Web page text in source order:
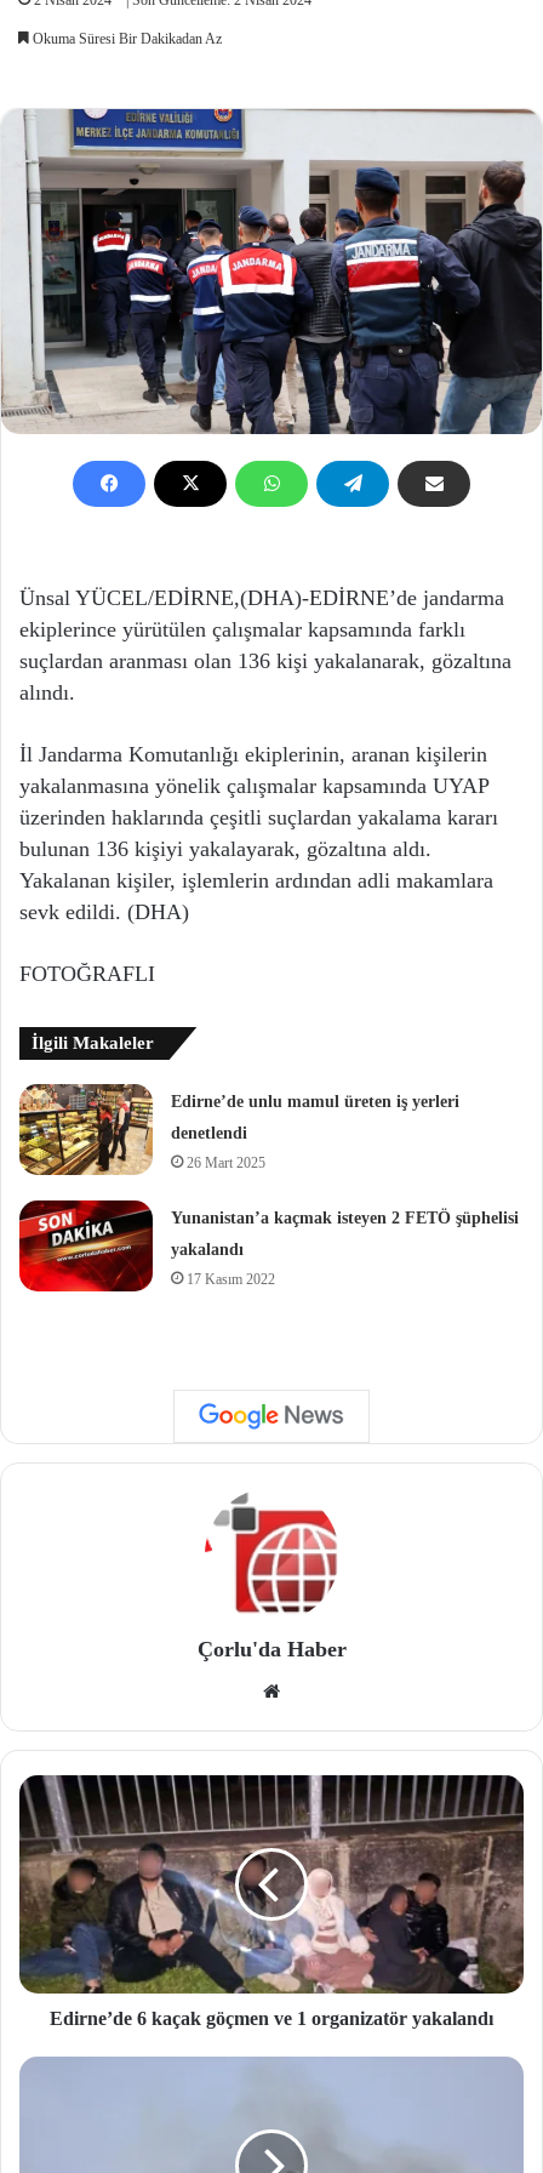
Okuma Süresi Bir Dakikadan Az
Ünsal YÜCEL/EDİRNE,(DHA)-EDİRNE’de jandarma
ekiplerince yürütülen çalışmalar kapsamında farklı
suçlardan aranması olan 136 kişi yakalanarak, gözaltına
alındı.
İl Jandarma Komutanlığı ekiplerinin, aranan kişilerin
yakalanmasına yönelik çalışmalar kapsamında UYAP
üzerinden haklarında çeşitli suçlardan yakalama kararı
bulunan 136 kişiyi yakalayarak, gözaltına aldı.
Yakalanan kişiler, işlemlerin ardından adli makamlara
sevk edildi. (DHA)
FOTOĞRAFLI
İlgili Makaleler
Edirne’de unlu mamul üreten iş yerleri
denetlendi
26 Mart 2025
Yunanistan’a kaçmak isteyen 2 FETÖ şüphelisi
yakalandı
17 Kasım 2022
Çorlu'da Haber
site
si
Edirne’de 6 kaçak göçmen ve 1 organizatör yakalandı